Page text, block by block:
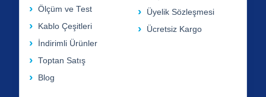
Ölçüm ve Test
Kablo Çeşitleri
İndirimli Ürünler
Toptan Satış
Blog
Üyelik Sözleşmesi
Ücretsiz Kargo